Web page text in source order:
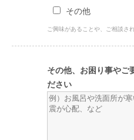
その他
ご興味があることや、ご相談さ
その他、お困り事やご
ださい